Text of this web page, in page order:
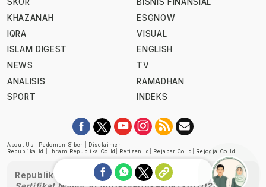
SKOR
KHAZANAH
IQRA
ISLAM DIGEST
NEWS
ANALISIS
SPORT
BISNIS FINANSIAL
ESGNOW
VISUAL
ENGLISH
TV
RAMADHAN
INDEKS
About Us Pedoman Siber
Disclaimer
Republika.id
Ihram.republika.co.id Retizen.id Rejabar.co.id Rejogja.co.id
Republika telah diverifikasi oleh Dewan Pers